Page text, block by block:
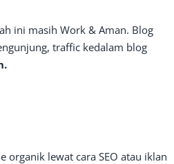
ini masih Work & Aman. Blog
traffic kedalam blog
organik lewat cara SEO atau iklan